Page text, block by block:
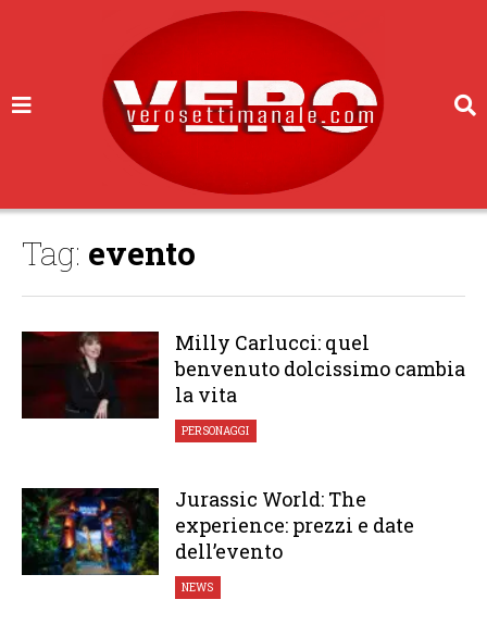
Tag: evento
Milly Carlucci: quel
benvenuto dolcissimo cambia
la vita
PERSONAGGI
Jurassic World: The
experience: prezzi e date
dell’evento
NEWS